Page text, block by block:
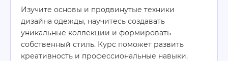
Изучите основы и продвинутые техники
дизайна одежды, научитесь создавать
уникальные коллекции и формировать
собственный стиль. Курс поможет развить
креативность и профессиональные навыки,